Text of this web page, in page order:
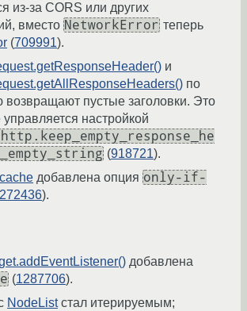
из-за CORS или других
вместо NetworkError теперь
(709991).
и
по
возвращают пустые заголовки. Это
настройкой
(918721).
добавлена опция only-if-
).
добавлена
(1287706).
NodeListстал итерируемым;